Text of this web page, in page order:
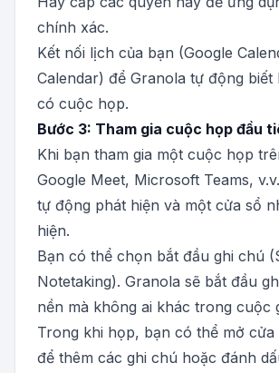
chính xác.
Kết nối lịch của bạn (Google
Calendar) để Granola tự động biết
có cuộc họp.
Bước 3: Tham gia cuộc họp đầu
Khi bạn tham gia một cuộc họp
Google Meet, Microsoft Teams,
tự động phát hiện và một cửa sổ
hiện.
Bạn có thể chọn bắt đầu ghi chú
Notetaking). Granola sẽ bắt đầu
nền mà không ai khác trong cuộc
Trong khi họp, bạn có thể mở cửa
để thêm các ghi chú hoặc đánh